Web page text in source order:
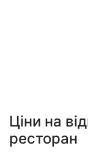
Ціни на
ресторан